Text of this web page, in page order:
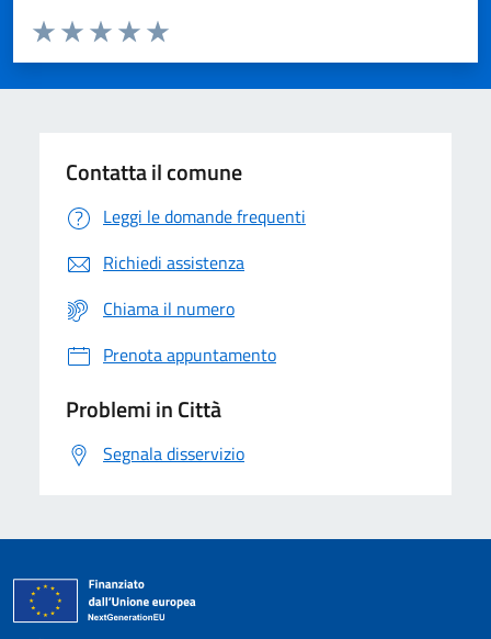
Domanda
Valuta da 1 a 5 stelle la pagina
Valuta 5 stelle su 5
Valuta 4 stelle su 5
Valuta 3 stelle su 5
Valuta 2 stelle su 5
Valuta 1 stelle su 5
Contatta il comune
Leggi le domande frequenti
Richiedi assistenza
Chiama il numero
Prenota appuntamento
Problemi in Città
Segnala disservizio